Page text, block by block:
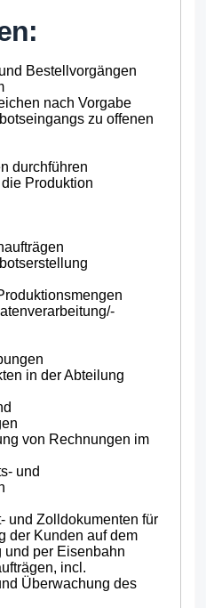
Bestellvorgängen
nach Vorgabe
zu offenen
durchführen
Produktion
in der Abteilung
von Rechnungen im
und
und Zolldokumenten für
der Kunden auf dem
und per Eisenbahn
incl.
Überwachung des